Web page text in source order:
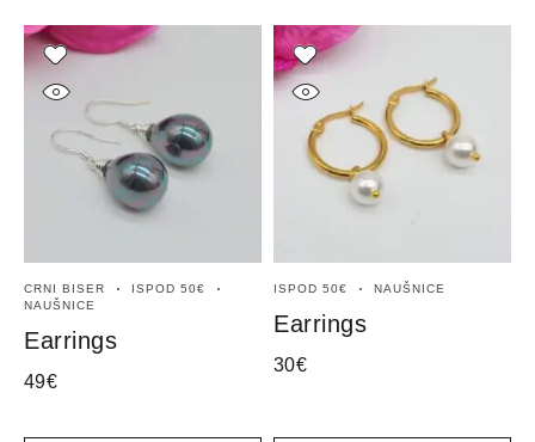
CRNI BISER
ISPOD 50€
NAUŠNICE
Earrings
49€
ISPOD 50€ NAUŠNICE
Earrings
30€